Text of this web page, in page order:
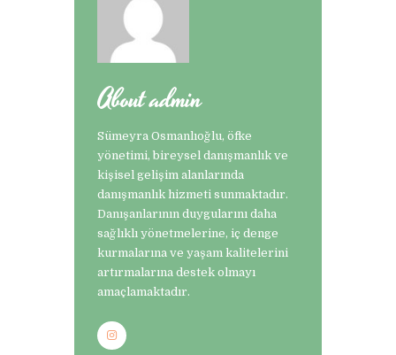
About admin
Sümeyra Osmanlıoğlu, öfke
yönetimi, bireysel danışmanlık ve
kişisel gelişim alanlarında
danışmanlık hizmeti sunmaktadır.
Danışanlarının duygularını daha
sağlıklı yönetmelerine, iç denge
kurmalarına ve yaşam kalitelerini
artırmalarına destek olmayı
amaçlamaktadır.